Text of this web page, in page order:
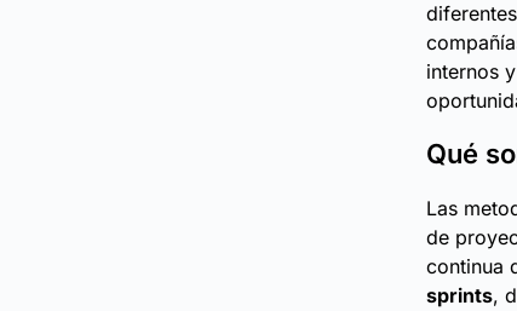
internos
Qué
Las
de
continua
sprints,